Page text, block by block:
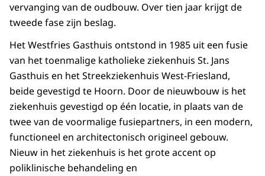
vervanging van de oudbouw. Over tien jaar krijgt de
tweede fase zijn beslag.
Het Westfries Gasthuis ontstond in 1985 uit een fusie
van het toenmalige katholieke ziekenhuis St. Jans
Gasthuis en het Streekziekenhuis West-Friesland,
beide gevestigd te Hoorn. Door de nieuwbouw is het
ziekenhuis gevestigd op één locatie, in plaats van de
twee van de voormalige fusiepartners, in een modern,
functioneel en architectonisch origineel gebouw.
Nieuw in het ziekenhuis is het grote accent op
poliklinische behandeling en